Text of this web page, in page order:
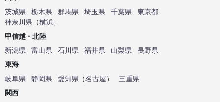
茨城県
栃木県 群馬県 埼玉県 千葉県
東京都
神奈川県 （横浜）
甲信越・北陸
新潟県
富山県 石川県 福井県 山梨県
長野県
東海
岐阜県
静岡県 愛知県 （名古屋）
三重県
関西